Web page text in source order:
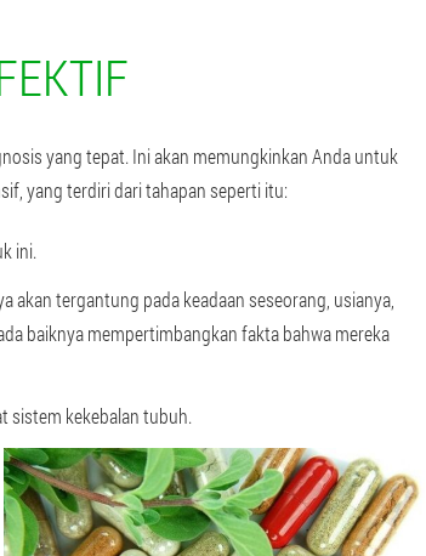
yang tepat. Ini akan memungkinkan Anda untuk
yang terdiri dari tahapan seperti itu:
ini.
akan tergantung pada keadaan seseorang, usianya,
baiknya mempertimbangkan fakta bahwa mereka
sistem kekebalan tubuh.